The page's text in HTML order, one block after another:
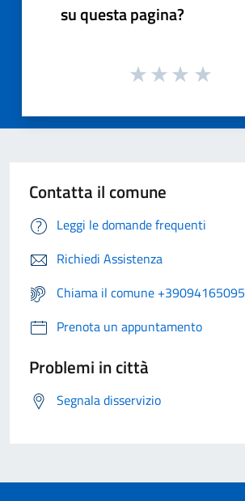
su questa pagina?
Contatta il comune
Leggi le domande frequenti
Richiedi Assistenza
Chiama il comune +39094165095
Prenota un appuntamento
Problemi in città
Segnala disservizio